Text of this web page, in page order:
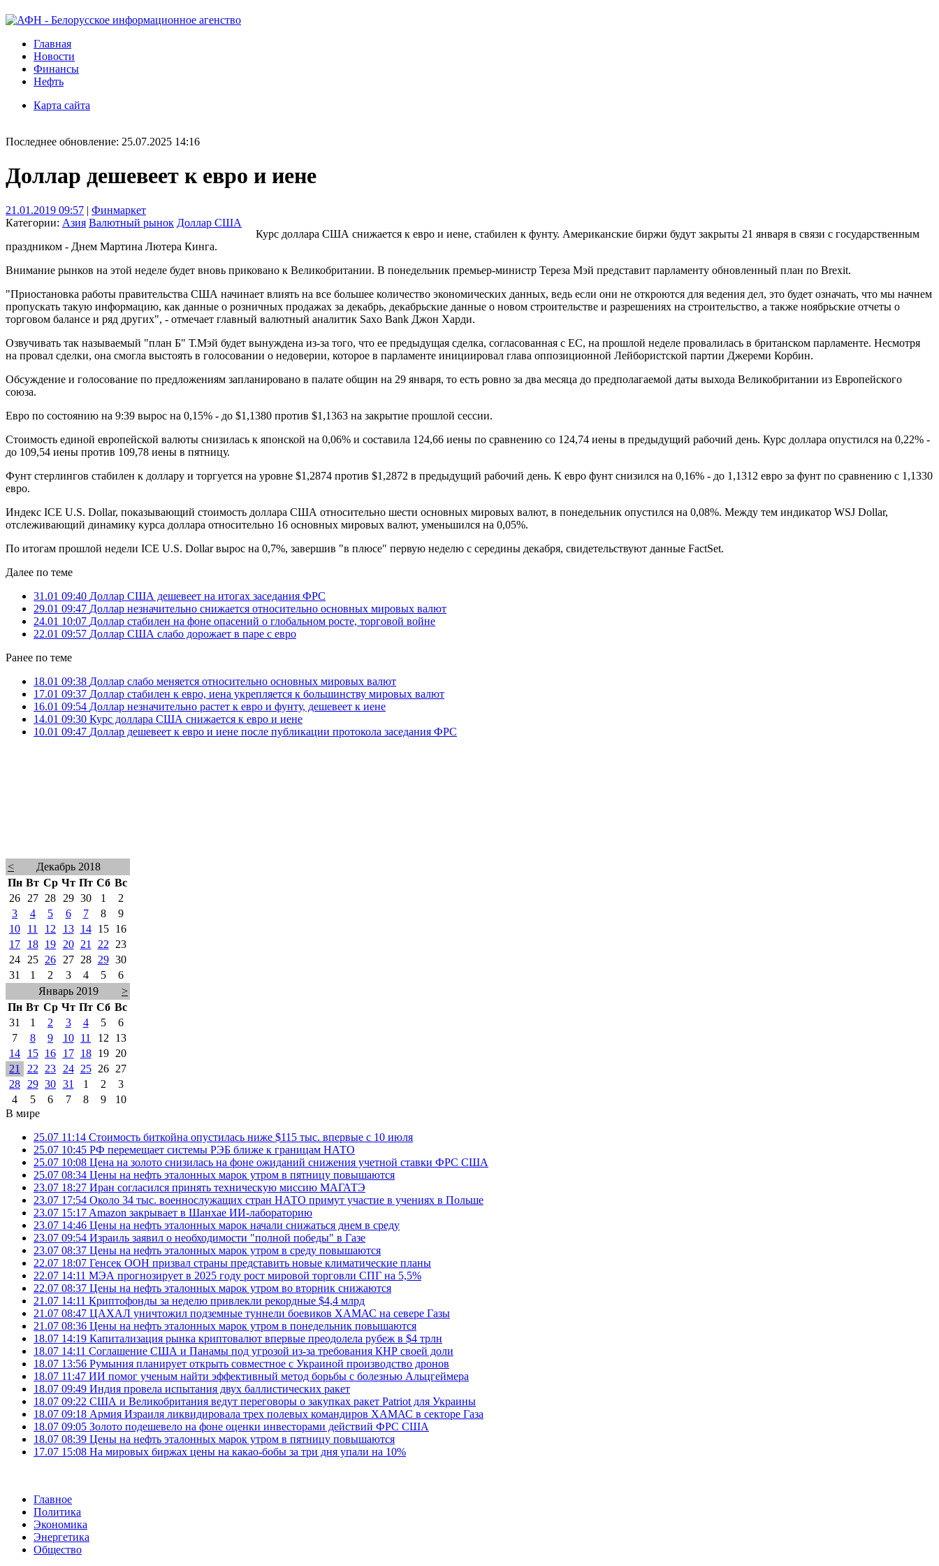
Главная
Новости
Финансы
Нефть
Карта сайта
Последнее обновление: 25.07.2025 14:16
Доллар дешевеет к евро и иене
21.01.2019 09:57 | Финмаркет
Категории: Азия Валютный рынок Доллар США
Курс доллара США снижается к евро и иене, стабилен к фунту. Американские биржи будут закрыты 21 января в связи с государственным
праздником - Днем Мартина Лютера Кинга.
Внимание рынков на этой неделе будет вновь приковано к Великобритании. В понедельник премьер-министр Тереза Мэй представит парламенту обновленный план по Brexit.
"Приостановка работы правительства США начинает влиять на все большее количество экономических данных, ведь если они не откроются для ведения дел, это будет означать, что мы начнем
пропускать такую информацию, как данные о розничных продажах за декабрь, декабрьские данные о новом строительстве и разрешениях на строительство, а также ноябрьские отчеты о
торговом балансе и ряд других", - отмечает главный валютный аналитик Saxo Bank Джон Харди.
Озвучивать так называемый "план Б" Т.Мэй будет вынуждена из-за того, что ее предыдущая сделка, согласованная с ЕС, на прошлой неделе провалилась в британском парламенте. Несмотря
на провал сделки, она смогла выстоять в голосовании о недоверии, которое в парламенте инициировал глава оппозиционной Лейбористской партии Джереми Корбин.
Обсуждение и голосование по предложениям запланировано в палате общин на 29 января, то есть ровно за два месяца до предполагаемой даты выхода Великобритании из Европейского
союза.
Евро по состоянию на 9:39 вырос на 0,15% - до $1,1380 против $1,1363 на закрытие прошлой сессии.
Стоимость единой европейской валюты снизилась к японской на 0,06% и составила 124,66 иены по сравнению со 124,74 иены в предыдущий рабочий день. Курс доллара опустился на 0,22% -
до 109,54 иены против 109,78 иены в пятницу.
Фунт стерлингов стабилен к доллару и торгуется на уровне $1,2874 против $1,2872 в предыдущий рабочий день. К евро фунт снизился на 0,16% - до 1,1312 евро за фунт по сравнению с 1,1330
евро.
Индекс ICE U.S. Dollar, показывающий стоимость доллара США относительно шести основных мировых валют, в понедельник опустился на 0,08%. Между тем индикатор WSJ Dollar,
отслеживающий динамику курса доллара относительно 16 основных мировых валют, уменьшился на 0,05%.
По итогам прошлой недели ICE U.S. Dollar вырос на 0,7%, завершив "в плюсе" первую неделю с середины декабря, свидетельствуют данные FactSet.
Далее по теме
31.01 09:40 Доллар США дешевеет на итогах заседания ФРС
29.01 09:47 Доллар незначительно снижается относительно основных мировых валют
24.01 10:07 Доллар стабилен на фоне опасений о глобальном росте, торговой войне
22.01 09:57 Доллар США слабо дорожает в паре с евро
Ранее по теме
18.01 09:38 Доллар слабо меняется относительно основных мировых валют
17.01 09:37 Доллар стабилен к евро, иена укрепляется к большинству мировых валют
16.01 09:54 Доллар незначительно растет к евро и фунту, дешевеет к иене
14.01 09:30 Курс доллара США снижается к евро и иене
10.01 09:47 Доллар дешевеет к евро и иене после публикации протокола заседания ФРС
<
Декабрь 2018
Пн Вт Ср Чт Пт Сб Вс
26
27 28 29 30 1
2
3
4 5 6 7 8
9
10
11 12 13 14 15
16
17
18 19 20 21 22
23
24
25 26 27 28 29 30
31
1 2 3 4 5
6
Январь 2019
>
Пн Вт Ср Чт Пт Сб Вс
31
1 2 3 4 5
6
7
8 9 10 11 12
13
14
15 16 17 18 19
20
21
22 23 24 25 26
27
28
29 30 31 1 2
3
4
5 6 7 8 9
10
В мире
25.07 11:14 Стоимость биткойна опустилась ниже $115 тыс. впервые с 10 июля
25.07 10:45 РФ перемещает системы РЭБ ближе к границам НАТО
25.07 10:08 Цена на золото снизилась на фоне ожиданий снижения учетной ставки ФРС США
25.07 08:34 Цены на нефть эталонных марок утром в пятницу повышаются
23.07 18:27 Иран согласился принять техническую миссию МАГАТЭ
23.07 17:54 Около 34 тыс. военнослужащих стран НАТО примут участие в учениях в Польше
23.07 15:17 Amazon закрывает в Шанхае ИИ-лабораторию
23.07 14:46 Цены на нефть эталонных марок начали снижаться днем в среду
23.07 09:54 Израиль заявил о необходимости "полной победы" в Газе
23.07 08:37 Цены на нефть эталонных марок утром в среду повышаются
22.07 18:07 Генсек ООН призвал страны представить новые климатические планы
22.07 14:11 МЭА прогнозирует в 2025 году рост мировой торговли СПГ на 5,5%
22.07 08:37 Цены на нефть эталонных марок утром во вторник снижаются
21.07 14:11 Криптофонды за неделю привлекли рекордные $4,4 млрд
21.07 08:47 ЦАХАЛ уничтожил подземные туннели боевиков ХАМАС на севере Газы
21.07 08:36 Цены на нефть эталонных марок утром в понедельник повышаются
18.07 14:19 Капитализация рынка криптовалют впервые преодолела рубеж в $4 трлн
18.07 14:11 Соглашение США и Панамы под угрозой из-за требования КНР своей доли
18.07 13:56 Румыния планирует открыть совместное с Украиной производство дронов
18.07 11:47 ИИ помог ученым найти эффективный метод борьбы с болезнью Альцгеймера
18.07 09:49 Индия провела испытания двух баллистических ракет
18.07 09:22 США и Великобритания ведут переговоры о закупках ракет Patriot для Украины
18.07 09:18 Армия Израиля ликвидировала трех полевых командиров ХАМАС в секторе Газа
18.07 09:05 Золото подешевело на фоне оценки инвесторами действий ФРС США
18.07 08:39 Цены на нефть эталонных марок утром в пятницу повышаются
17.07 15:08 На мировых биржах цены на какао-бобы за три дня упали на 10%
Главное
Политика
Экономика
Энергетика
Общество